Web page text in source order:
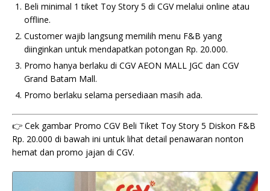
Beli minimal 1 tiket Toy Story 5 di CGV melalui online atau
offline.
Customer wajib langsung memilih menu F&B yang
diinginkan untuk mendapatkan potongan Rp. 20.000.
Promo hanya berlaku di CGV AEON MALL JGC dan CGV
Grand Batam Mall.
Promo berlaku selama persediaan masih ada.
👉 Cek gambar Promo CGV Beli Tiket Toy Story 5 Diskon F&B
Rp. 20.000 di bawah ini untuk lihat detail penawaran nonton
hemat dan promo jajan di CGV.